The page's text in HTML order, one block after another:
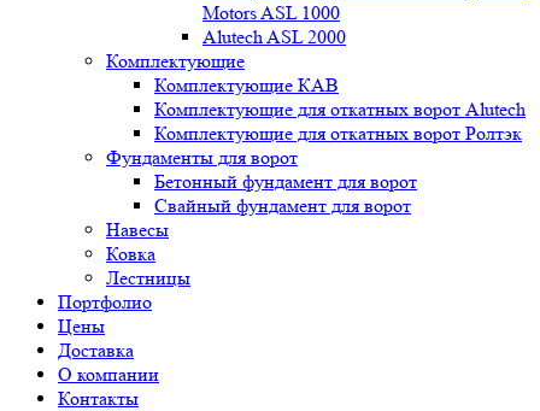
Motors ASL 1000
Alutech ASL 2000
Комплектующие
Комплектующие КАВ
Комплектующие для откатных ворот Alutech
Комплектующие для откатных ворот Ролтэк
Фундаменты для ворот
Бетонный фундамент для ворот
Свайный фундамент для ворот
Навесы
Ковка
Лестницы
Портфолио
Цены
Доставка
О компании
Контакты